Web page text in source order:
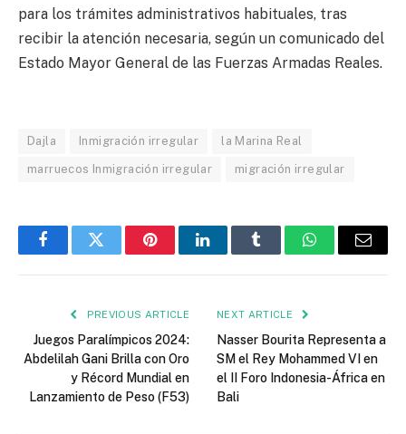
para los trámites administrativos habituales, tras
recibir la atención necesaria, según un comunicado del
Estado Mayor General de las Fuerzas Armadas Reales.
Dajla Inmigración irregular la Marina Real
marruecos Inmigración irregular migración irregular
FacebookTwitter PinterestLinkedInTumblr WhatsAppEmail
PREVIOUS ARTICLE
Juegos Paralímpicos 2024:
Abdelilah Gani Brilla con Oro
y Récord Mundial en
Lanzamiento de Peso (F53)
NEXT ARTICLE
Nasser Bourita Representa a
SM el Rey Mohammed VI en
el II Foro Indonesia-África en
Bali